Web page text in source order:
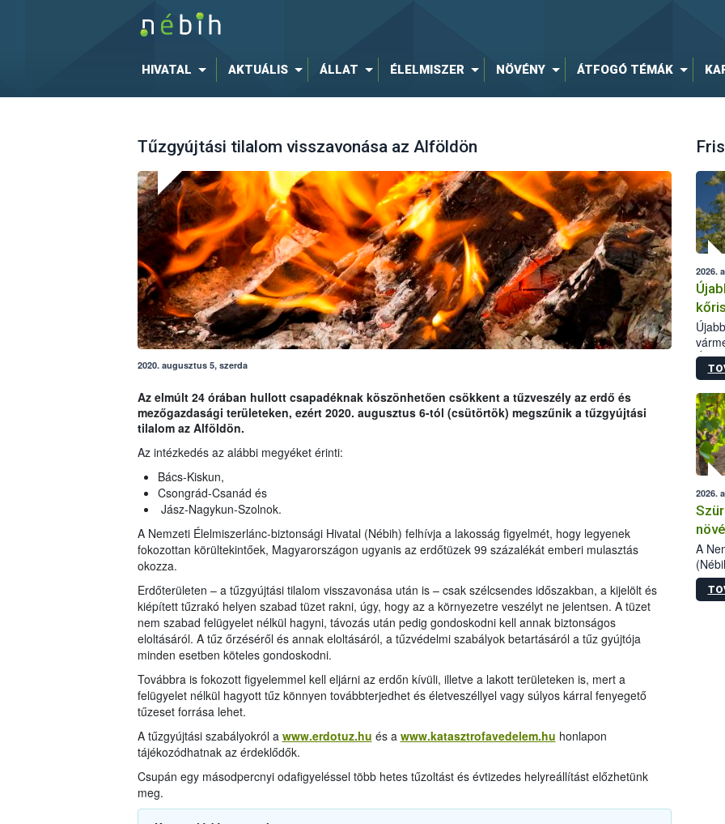
HIVATAL AKTUÁLIS ÁLLAT ÉLELMISZER NÖVÉNY ÁTFOGÓ TÉMÁK
Tűzgyújtási tilalom visszavonása az Alföldön
2020. augusztus 5, szerda
Az elmúlt 24 órában hullott csapadéknak köszönhetően csökkent a tűzveszély az erdő és
mezőgazdasági területeken, ezért 2020. augusztus 6-tól (csütörtök) megszűnik a tűzgyújtási
tilalom az Alföldön.
Az intézkedés az alábbi megyéket érinti:
Bács-Kiskun,
Csongrád-Csanád és
Jász-Nagykun-Szolnok.
A Nemzeti Élelmiszerlánc-biztonsági Hivatal (Nébih) felhívja a lakosság figyelmét, hogy legyenek
fokozottan körültekintőek, Magyarországon ugyanis az erdőtüzek 99 százalékát emberi mulasztás
okozza.
Erdőterületen – a tűzgyújtási tilalom visszavonása után is – csak szélcsendes időszakban, a kijelölt és
kiépített tűzrakó helyen szabad tüzet rakni, úgy, hogy az a környezetre veszélyt ne jelentsen. A tüzet
nem szabad felügyelet nélkül hagyni, távozás után pedig gondoskodni kell annak biztonságos
eloltásáról. A tűz őrzéséről és annak eloltásáról, a tűzvédelmi szabályok betartásáról a tűz gyújtója
minden esetben köteles gondoskodni.
Továbbra is fokozott figyelemmel kell eljárni az erdőn kívüli, illetve a lakott területeken is, mert a
felügyelet nélkül hagyott tűz könnyen továbbterjedhet és életveszéllyel vagy súlyos kárral fenyegető
tűzeset forrása lehet.
A tűzgyújtási szabályokról a www.erdotuz.hu és a www.katasztrofavedelem.hu honlapon
tájékozódhatnak az érdeklődők.
Csupán egy másodpercnyi odafigyeléssel több hetes tűzoltást és évtizedes helyreállítást előzhetünk
meg.
2026.
2026.
A